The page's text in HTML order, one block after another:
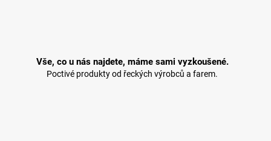
Vše, co u nás najdete, máme sami vyzkoušené.
Poctivé produkty od řeckých výrobců a farem.